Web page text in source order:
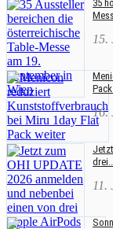
35
15.
16.
drei...
11.